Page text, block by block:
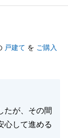
戸建て を ご購入
たが、その間
心して進める